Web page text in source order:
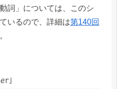
詞」については、このシ
いるので、詳細は第140回
」